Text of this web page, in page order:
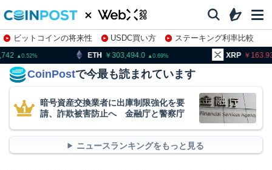
ビットコインの将来性 USDC買い方
ステーキング利率比較
株特集・関連銘柄
303,494.0 XRP 163.93
CoinPostで今最も読まれています
暗号資産交換業者に出庫制限強化を要
請、詐欺被害防止へ 金融庁と警察庁
ニュースランキングをもっと見る